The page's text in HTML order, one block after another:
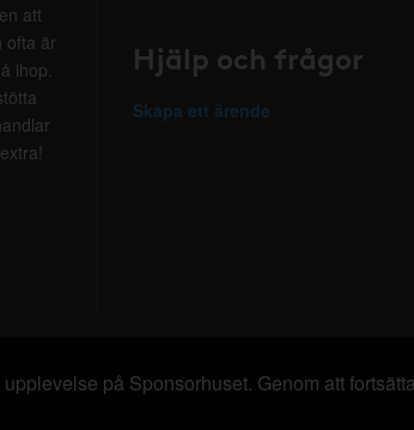
att
ofta är
ihop.
Hjälp och frågor
Skapa ett ärende
på Sponsorhuset. Genom att